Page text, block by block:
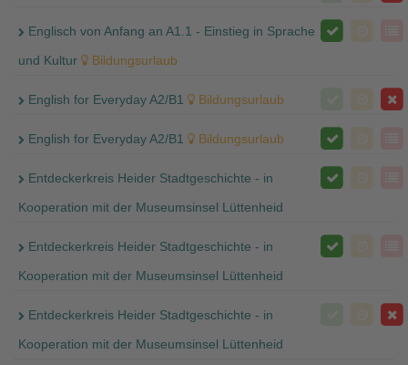
Englisch von Anfang an A1.1 - Einstieg in Sprache
und Kultur
Bildungsurlaub
English for Everyday A2/B1 Bildungsurlaub
English for Everyday A2/B1 Bildungsurlaub
Entdeckerkreis Heider Stadtgeschichte - in
Kooperation mit der Museumsinsel Lüttenheid
Entdeckerkreis Heider Stadtgeschichte - in
Kooperation mit der Museumsinsel Lüttenheid
Entdeckerkreis Heider Stadtgeschichte - in
Kooperation mit der Museumsinsel Lüttenheid